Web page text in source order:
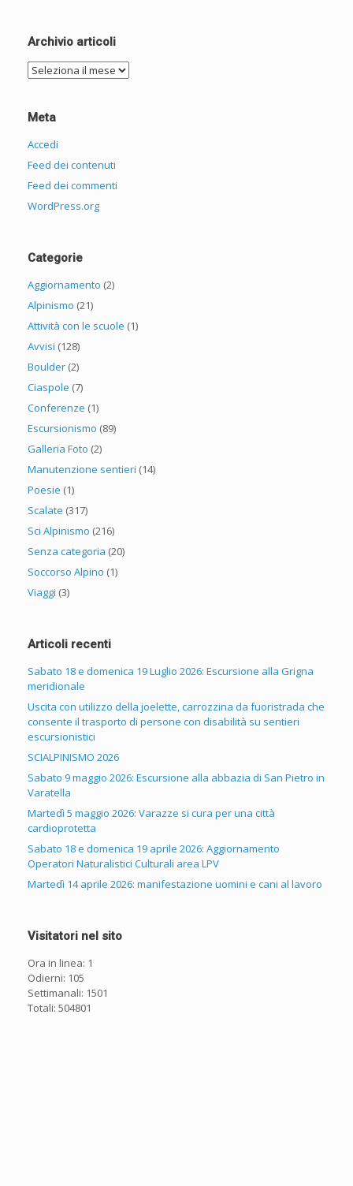
Archivio articoli
Archivio
articoli
Meta
Accedi
Feed dei contenuti
Feed dei commenti
WordPress.org
Categorie
Aggiornamento (2)
Alpinismo (21)
Attività con le scuole (1)
Avvisi (128)
Boulder (2)
Ciaspole (7)
Conferenze (1)
Escursionismo (89)
Galleria Foto (2)
Manutenzione sentieri (14)
Poesie (1)
Scalate (317)
Sci Alpinismo (216)
Senza categoria (20)
Soccorso Alpino (1)
Viaggi (3)
Articoli recenti
Sabato 18 e domenica 19 Luglio 2026: Escursione alla Grigna
meridionale
Uscita con utilizzo della joelette, carrozzina da fuoristrada che
consente il trasporto di persone con disabilità su sentieri
escursionistici
SCIALPINISMO 2026
Sabato 9 maggio 2026: Escursione alla abbazia di San Pietro in
Varatella
Martedì 5 maggio 2026: Varazze si cura per una città
cardioprotetta
Sabato 18 e domenica 19 aprile 2026: Aggiornamento
Operatori Naturalistici Culturali area LPV
Martedì 14 aprile 2026: manifestazione uomini e cani al lavoro
Visitatori nel sito
Ora in linea: 1
Odierni: 105
Settimanali: 1501
Totali: 504801